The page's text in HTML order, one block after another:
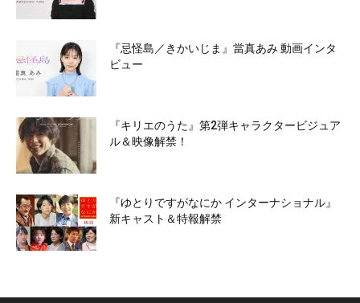
『忌怪島／きかいじま』當真あみ 動画インタ
ビュー
『キリエのうた』第2弾キャラクタービジュア
ル＆映像解禁！
『ゆとりですがなにか インターナショナル』
新キャスト＆特報解禁